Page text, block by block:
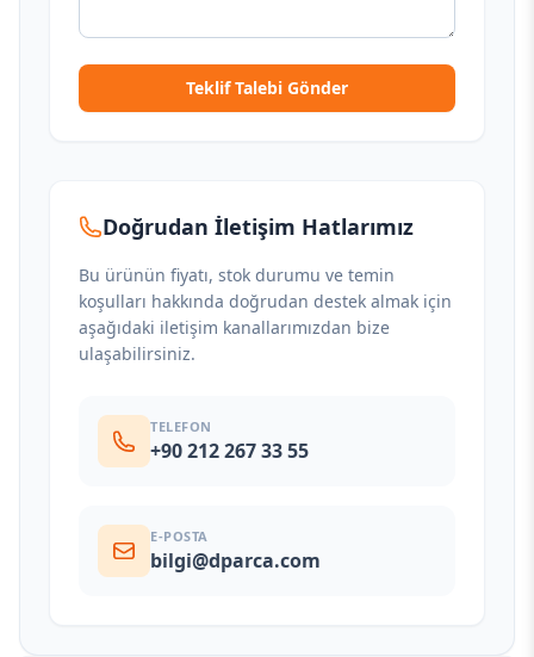
Teklif Talebi Gönder
Doğrudan İletişim Hatlarımız
Bu ürünün fiyatı, stok durumu ve temin
koşulları hakkında doğrudan destek almak için
aşağıdaki iletişim kanallarımızdan bize
ulaşabilirsiniz.
TELEFON
+90 212 267 33 55
E-POSTA
bilgi@dparca.com